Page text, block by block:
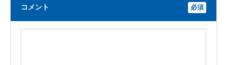
コメント 必須